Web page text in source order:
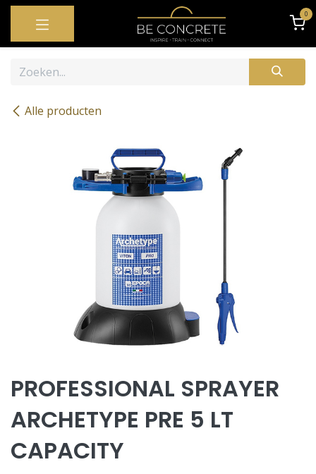
OVERSLAAN NAAR INHOUD 0
Alle producten
PROFESSIONAL SPRAYER
ARCHETYPE PRE 5 LT
CAPACITY